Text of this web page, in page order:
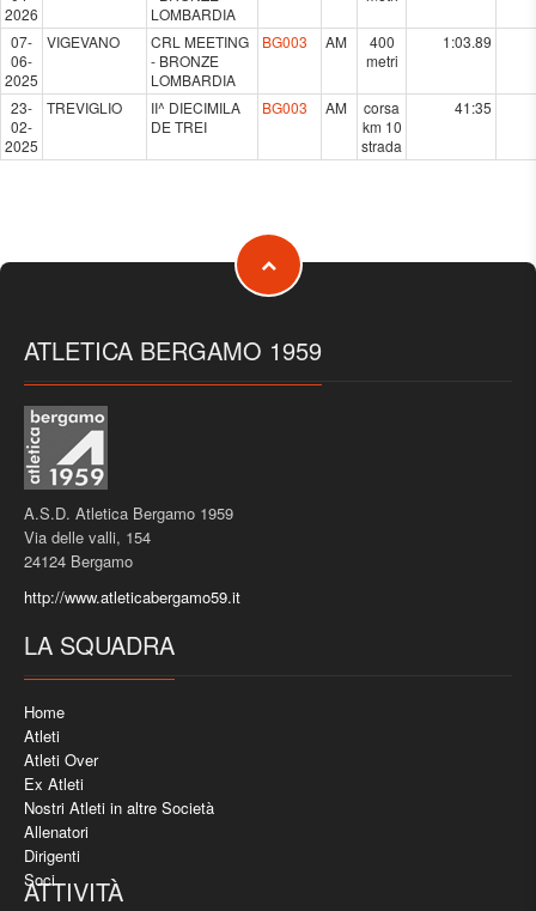
2026
LOMBARDIA
07-
06-
2025
VIGEVANO
CRL MEETING
- BRONZE
LOMBARDIA
BG003 AM
400
metri
1:03.89
23-
02-
2025
TREVIGLIO
II^ DIECIMILA
DE TREI
BG003 AM
corsa
km 10
strada
41:35
ATLETICA BERGAMO 1959
A.S.D. Atletica Bergamo 1959
Via delle valli, 154
24124 Bergamo
http://www.atleticabergamo59.it
LA SQUADRA
Home
Atleti
Atleti Over
Ex Atleti
Nostri Atleti in altre Società
Allenatori
Dirigenti
Soci
ATTIVITÀ